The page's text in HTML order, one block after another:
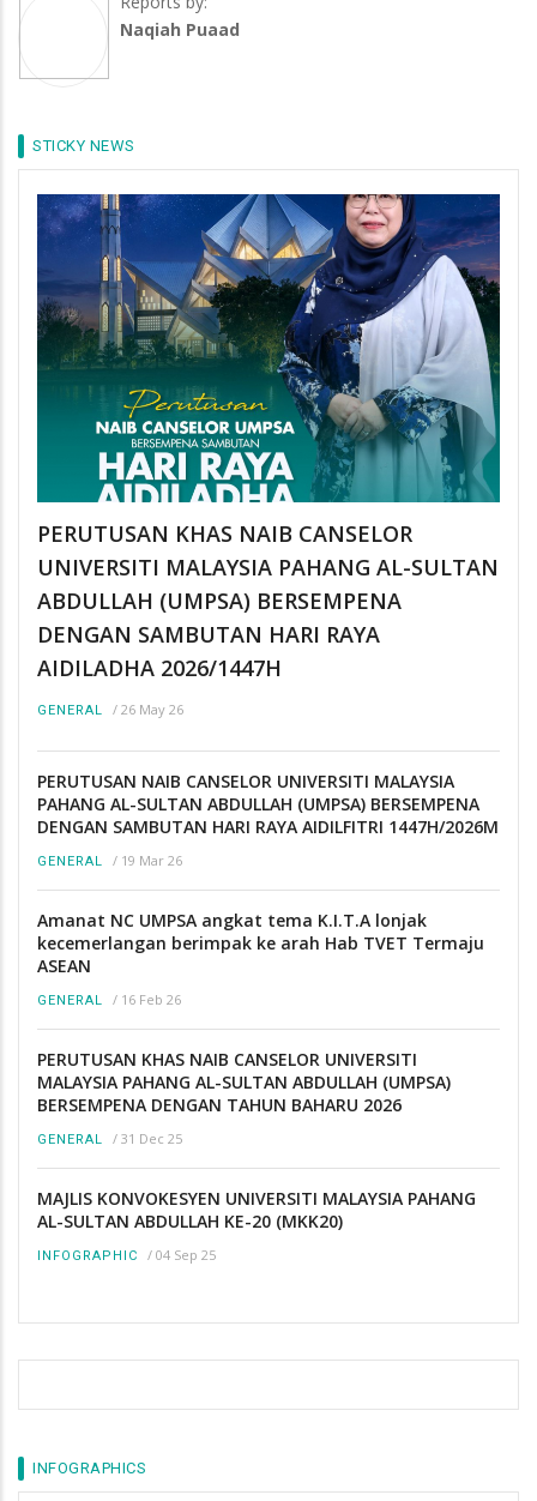
Naqiah Puaad
STICKY NEWS
PERUTUSAN KHAS NAIB CANSELOR
UNIVERSITI MALAYSIA PAHANG AL-SULTAN
ABDULLAH (UMPSA) BERSEMPENA
DENGAN SAMBUTAN HARI RAYA
AIDILADHA 2026/1447H
GENERAL / 26 May 26
PERUTUSAN NAIB CANSELOR UNIVERSITI MALAYSIA
PAHANG AL-SULTAN ABDULLAH (UMPSA) BERSEMPENA
DENGAN SAMBUTAN HARI RAYA AIDILFITRI 1447H/2026M
GENERAL / 19 Mar 26
Amanat NC UMPSA angkat tema K.I.T.A lonjak
kecemerlangan berimpak ke arah Hab TVET Termaju
ASEAN
GENERAL / 16 Feb 26
PERUTUSAN KHAS NAIB CANSELOR UNIVERSITI
MALAYSIA PAHANG AL-SULTAN ABDULLAH (UMPSA)
BERSEMPENA DENGAN TAHUN BAHARU 2026
GENERAL / 31 Dec 25
MAJLIS KONVOKESYEN UNIVERSITI MALAYSIA PAHANG
AL-SULTAN ABDULLAH KE-20 (MKK20)
INFOGRAPHIC / 04 Sep 25
INFOGRAPHICS